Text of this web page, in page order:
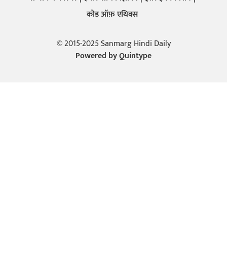
कोड ऑफ़ एथिक्स
© 2015-2025 Sanmarg Hindi Daily
Powered byQuintype